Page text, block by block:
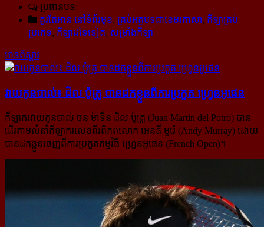
ប្រធានបទ:
គួរតែអាន នៅទំព័រមុខ, គ្រប់អត្ថបទជាខេមរភាសា, កីឡាគ្រប់
ប្រភេទ, កីឡាដទៃទៀត, សម្រាំងកីឡា
អានពិស្ដារ
វាយកូនបាល់៖ ដិល ប៉ូត្រូ បាន​ដក​ខ្លួន​ពី​ការ​ប្រកួត ហ្វ្រេនអូផេន
កីឡាករវាយកូនបាល់ ចន ម៉ាទីន ដិល ប៉ូត្រូ (Juan Martin del Potro) បាន
ដើរតាមលំនាំកីឡាករលេខពីរពិភពលោក អេនឌី មួរ៉េ (Andy Murray) ដោយ
បានដកខ្លួនចេញពីការប្រកួតកម្មវិធី ហ្វ្រេនអូផេន (French Open)។